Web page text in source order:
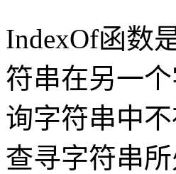
IndexOf函数
符串在另一
询字符串中
查寻字符串